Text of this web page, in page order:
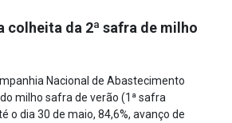
colheita da 2ª safra de milho
Nacional de Abastecimento
milho safra de verão (1ª safra
o dia 30 de maio, 84,6%, avanço de